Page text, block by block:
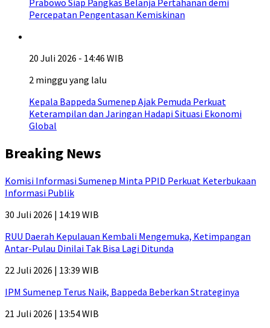
Prabowo Siap Pangkas Belanja Pertahanan demi
Percepatan Pengentasan Kemiskinan
20 Juli 2026 - 14:46 WIB
2 minggu yang lalu
Kepala Bappeda Sumenep Ajak Pemuda Perkuat
Keterampilan dan Jaringan Hadapi Situasi Ekonomi
Global
Breaking News
Komisi Informasi Sumenep Minta PPID Perkuat Keterbukaan
Informasi Publik
30 Juli 2026 | 14:19 WIB
RUU Daerah Kepulauan Kembali Mengemuka, Ketimpangan
Antar-Pulau Dinilai Tak Bisa Lagi Ditunda
22 Juli 2026 | 13:39 WIB
IPM Sumenep Terus Naik, Bappeda Beberkan Strateginya
21 Juli 2026 | 13:54 WIB